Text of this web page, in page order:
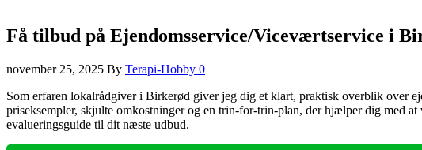
Få tilbud på Ejendomsservice/Viceværtservice i
november 25, 2025 By Terapi-Hobby 0
Som erfaren lokalrådgiver i Birkerød giver jeg dig et klart, praktisk overblik over
priseksempler, skjulte omkostninger og en trin-for-trin-plan, der hjælper dig med
evalueringsguide til dit næste udbud.